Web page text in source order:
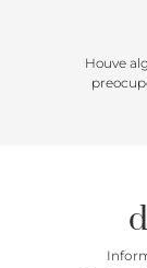
vazados.
metálica. Com
Houve